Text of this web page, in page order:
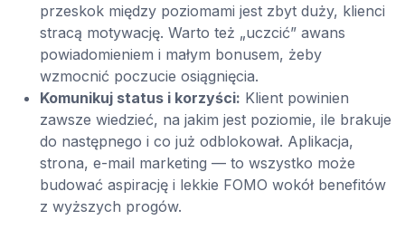
przeskok między poziomami jest zbyt duży, klienci
stracą motywację. Warto też „uczcić” awans
powiadomieniem i małym bonusem, żeby
wzmocnić poczucie osiągnięcia.
Komunikuj status i korzyści: Klient powinien
zawsze wiedzieć, na jakim jest poziomie, ile brakuje
do następnego i co już odblokował. Aplikacja,
strona, e-mail marketing — to wszystko może
budować aspirację i lekkie FOMO wokół benefitów
z wyższych progów.